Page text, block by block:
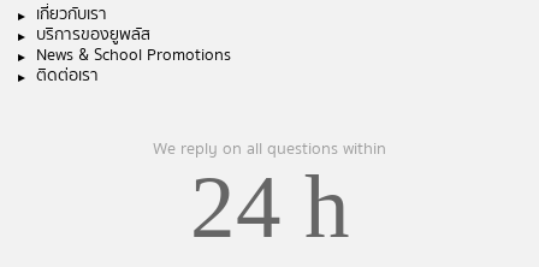
เกี่ยวกับเรา
บริการของยูพลัส
News & School Promotions
ติดต่อเรา
We reply on all questions within
24 h